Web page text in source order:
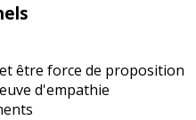
être force de proposition
d'empathie